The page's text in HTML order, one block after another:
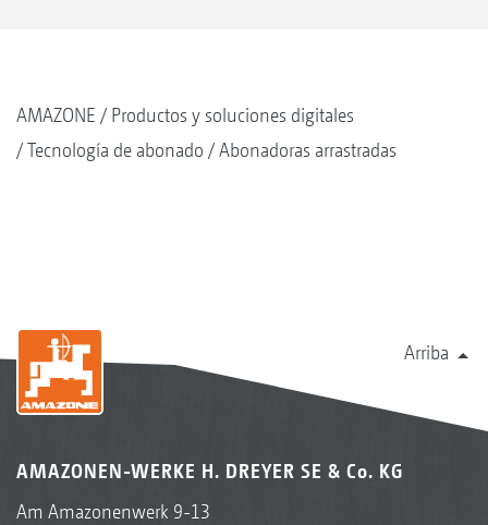
AMAZONE
Productos y soluciones digitales
Tecnología de abonado
Abonadoras arrastradas
Arriba
AMAZONEN-WERKE H. DREYER SE & Co. KG
Am Amazonenwerk 9-13